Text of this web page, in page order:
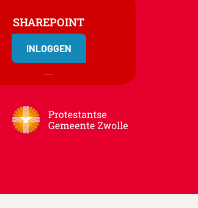
SHAREPOINT
INLOGGEN